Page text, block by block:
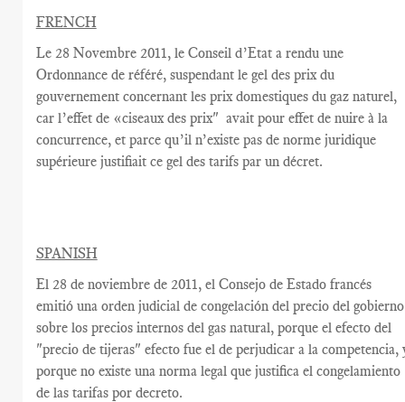
FRENCH
Le 28 Novembre 2011, le Conseil d’Etat a rendu une
Ordonnance de référé, suspendant le gel des prix du
gouvernement concernant les prix domestiques du gaz naturel,
car l’effet de «ciseaux des prix" avait pour effet de nuire à la
concurrence, et parce qu’il n’existe pasde norme juridique
supérieure justifiait ce gel des tarifs par un décret.
SPANISH
El 28 de noviembre de 2011, el Consejo de Estado francés
emitió una orden judicial de congelación del precio del gobierno
sobre los precios internos del gas natural, porque el efecto del
"precio de tijeras" efecto fue el de perjudicar a la competencia,
porque no existe una norma legal que justifica el congelamiento
de las tarifas por decreto.